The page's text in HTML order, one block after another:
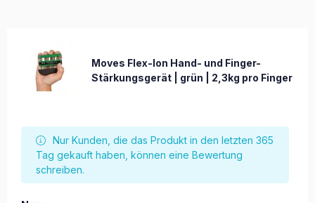
Moves Flex-Ion Hand- und Finger-
Stärkungsgerät | grün | 2,3kg pro Finger
Nur Kunden, die das Produkt in den letzten 365
Tag gekauft haben, können eine Bewertung
schreiben.